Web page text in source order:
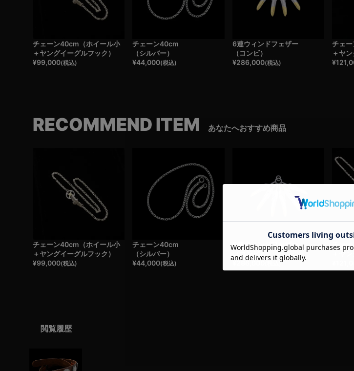
チェーン40cm（ホイール小
＋ヤングイーグルフック）
¥99,000(税込)
チェーン40cm
（シルバー）
¥44,000(税込)
6連ウィンドフェザー
（コンビ）
¥286,000(税込)
チェ
＋ヤ
¥
RECOMMEND ITEM あなたへおすすめ商品
チェーン40cm（ホイール小
＋ヤングイーグルフック）
¥99,000(税込)
チェーン40cm
（シルバー）
¥44,000(税込)
6連ウィンドフェザー
（コンビ）
¥286,000 (税込)
チェ
＋ヤ
閲覧履歴